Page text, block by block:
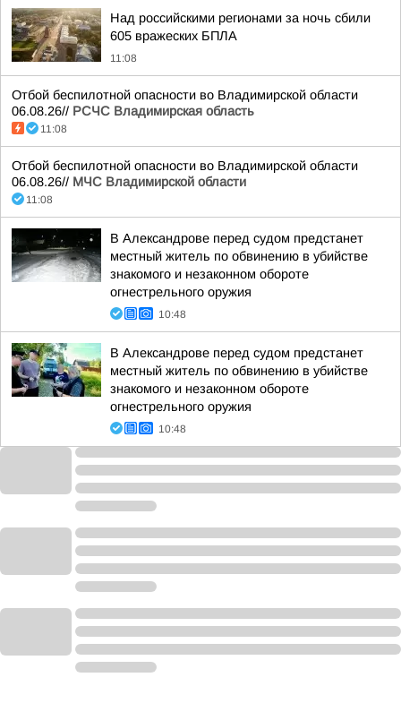
Над российскими регионами за ночь сбили
605 вражеских БПЛА
11:08
Отбой беспилотной опасности во Владимирской области
06.08.26// РСЧС Владимирская область
11:08
Отбой беспилотной опасности во Владимирской области
06.08.26// МЧС Владимирской области
11:08
В Александрове перед судом предстанет
местный житель по обвинению в убийстве
знакомого и незаконном обороте
огнестрельного оружия
10:48
В Александрове перед судом предстанет
местный житель по обвинению в убийстве
знакомого и незаконном обороте
огнестрельного оружия
10:48